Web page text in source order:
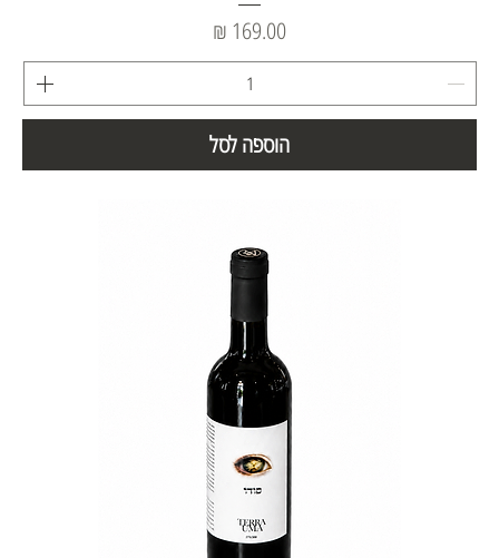
מחיר
הוספה לסל